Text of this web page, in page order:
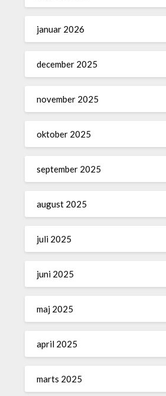
januar 2026
december 2025
november 2025
oktober 2025
september 2025
august 2025
juli 2025
juni 2025
maj 2025
april 2025
marts 2025